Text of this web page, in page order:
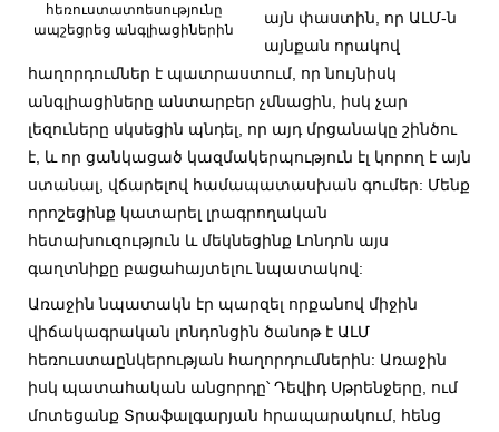
հեռուստատոեսությունը
ապշեցրեց անգլիացիներին
այն փաստին, որ ԱԼՄ-ն
այնքան որակով
հաղորդումներ է պատրաստում, որ նույնիսկ
անգլիացիները անտարբեր չմնացին, իսկ չար
լեզուները սկսեցին պնդել, որ այդ մրցանակը շինծու
է, և որ ցանկացած կազմակերպություն էլ կորող է այն
ստանալ, վճարելով համապատասխան գումեր: Մենք
որոշեցինք կատարել լրագրողական
հետախուզություն և մեկնեցինք Լոնդոն այս
գաղտնիքը բացահայտելու նպատակով:
Առաջին նպատակն էր պարզել որքանով միջին
վիճակագրական լոնդոնցին ծանոթ է ԱԼՄ
հեռուստաընկերության հաղորդումներին: Առաջին
իսկ պատահական անցորդը՝ Դեվիդ Սթրենջերը, ում
մոտեցանք Տրաֆալգարյան հրապարակում, հենց